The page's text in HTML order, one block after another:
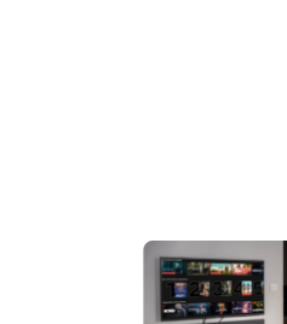
l’échelle
établissement la
attentes de vos
réseau.